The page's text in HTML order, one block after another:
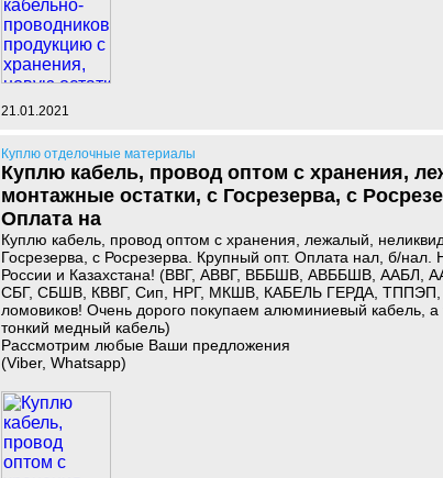
21.01.2021
Куплю отделочные материалы
Куплю кабель, провод оптом с хранения,
монтажные остатки, с Госрезерва, с
Оплата на
Куплю кабель, провод оптом с хранения, лежалый,
Госрезерва, с Росрезерва. Крупный опт. Оплата нал, б/нал.
России и Казахстана! (ВВГ, АВВГ, ВББШВ, АВББШВ, ААБЛ,
СБГ, СБШВ, КВВГ, Сип, НРГ, МКШВ, КАБЕЛЬ ГЕРДА, ТППЭП,
ломовиков! Очень дорого покупаем алюминиевый кабель, а
тонкий медный кабель)
Рассмотрим любые Ваши предложения
(Viber, Whatsapp)